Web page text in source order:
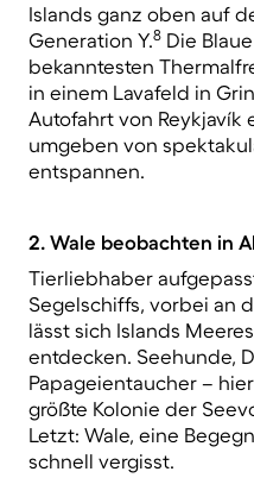
Islands ganz oben auf
Generation Y.8 Die
bekanntesten
in einem Lavafeld in
Autofahrt von Reykjavík
umgeben von
entspannen.
2. Wale beobachten in
Tierliebhaber
Segelschiffs, vorbei an
lässt sich Islands
entdecken. Seehunde,
Papageientaucher –
größte Kolonie der
Letzt: Wale, eine
schnell vergisst.